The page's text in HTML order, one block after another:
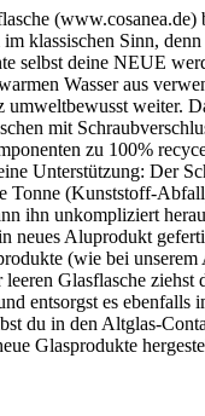
(www.cosanea.de)
klassischen Sinn,
selbst deine NEUE
Wasser aus
umweltbewusst weiter.
mit
zu 100%
Unterstützung: Der
Tonne (Kunststoff-
ihn unkompliziert
neues Aluprodukt
(wie bei unserem
Glasflasche ziehst
entsorgst es ebenfalls
du in den Altglas-
Glasprodukte